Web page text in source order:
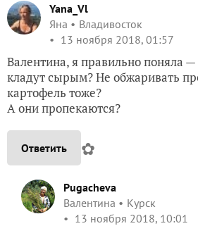
Yana_Vl
Яна
Владивосток
13 ноября 2018, 01:57
Валентина, я правильно поняла
кладут сырым? Не обжаривать
картофель тоже?
А они пропекаются?
Ответить ✿
Pugacheva
Валентина
Курск
13 ноября 2018, 10:01